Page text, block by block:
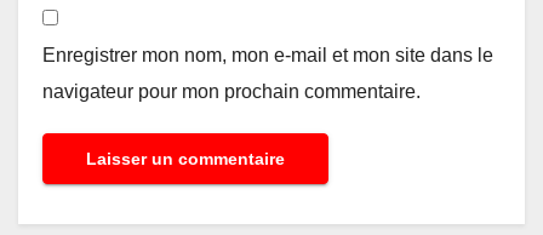
Enregistrer mon nom, mon e-mail et mon site dans le
navigateur pour mon prochain commentaire.